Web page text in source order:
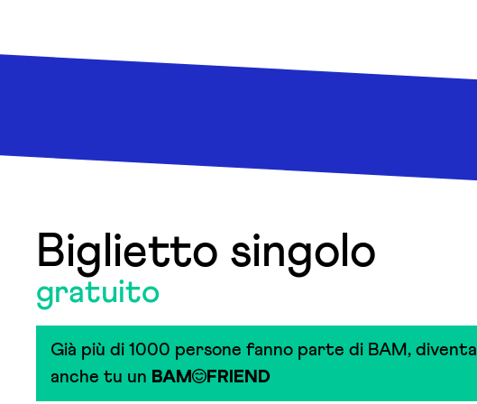
Biglietto singolo
gratuito
Già più di 1000 persone fanno parte di BAM, diventa
anche tu un BAM FRIEND